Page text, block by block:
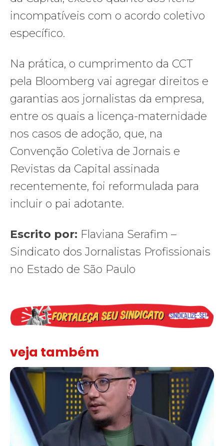
incompatíveis com o acordo coletivo
específico.
Na prática, o cumprimento da CCT
pela Bloomberg vai agregar direitos e
garantias aos jornalistas da empresa,
entre os quais a licença-maternidade
nos casos de adoção, que, na
Convenção Coletiva de Jornais e
Revistas da Capital assinada
recentemente, foi reformulada para
incluir o pai adotante.
Escrito por: Flaviana Serafim –
Sindicato dos Jornalistas Profissionais
no Estado de São Paulo
veja também
Solidariedade ao jornalista Caê Vasconcelos e repúdio aos